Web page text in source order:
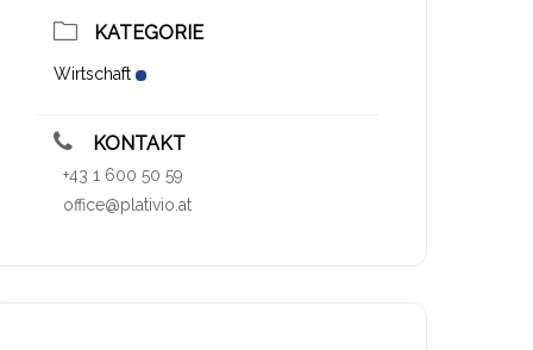
KATEGORIE
Wirtschaft
KONTAKT
+43 1 600 50 59
office@plativio.at